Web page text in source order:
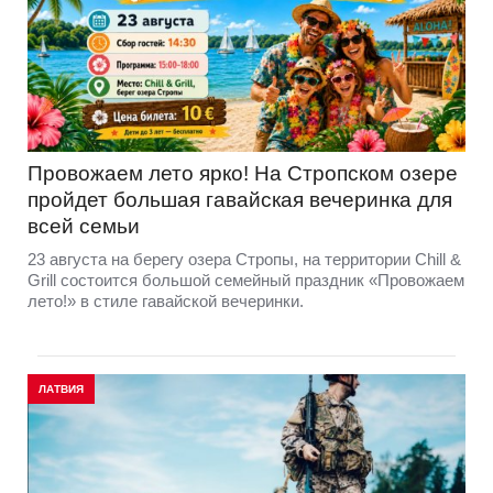
Провожаем лето ярко! На Стропском озере
пройдет большая гавайская вечеринка для
всей семьи
23 августа на берегу озера Стропы, на территории Chill &
Grill состоится большой семейный праздник «Провожаем
лето!» в стиле гавайской вечеринки.
ЛАТВИЯ